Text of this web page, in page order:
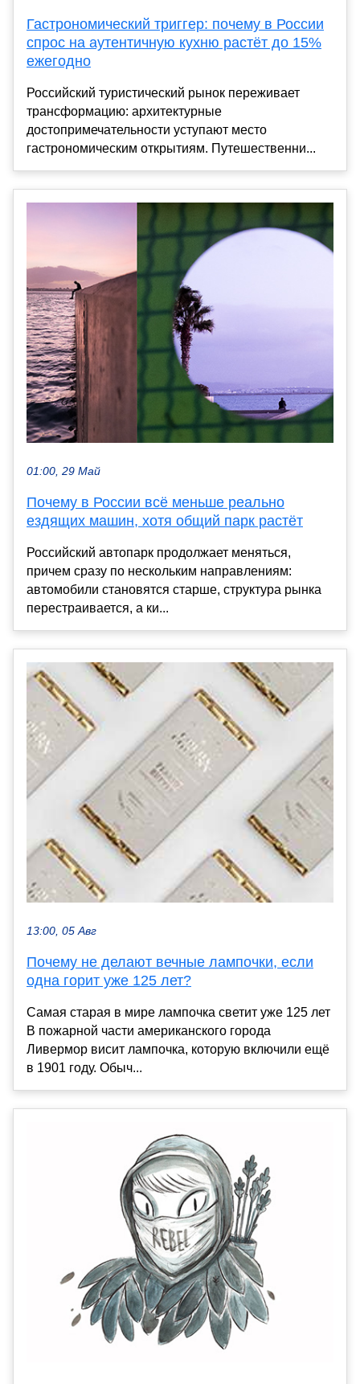
Гастрономический триггер: почему в России
спрос на аутентичную кухню растёт до 15%
ежегодно
Российский туристический рынок переживает
трансформацию: архитектурные
достопримечательности уступают место
гастрономическим открытиям. Путешественни...
01:00, 29 Май
Почему в России всё меньше реально
ездящих машин, хотя общий парк растёт
Российский автопарк продолжает меняться,
причем сразу по нескольким направлениям:
автомобили становятся старше, структура рынка
перестраивается, а ки...
13:00, 05 Авг
Почему не делают вечные лампочки, если
одна горит уже 125 лет?
Самая старая в мире лампочка светит уже 125 лет
В пожарной части американского города
Ливермор висит лампочка, которую включили ещё
в 1901 году. Обыч...